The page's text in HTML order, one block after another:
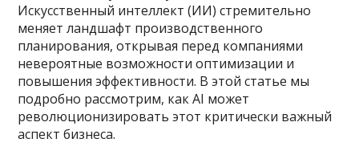
Искусственный интеллект (ИИ) стремительно
меняет ландшафт производственного
планирования, открывая перед компаниями
невероятные возможности оптимизации и
повышения эффективности. В этой статье мы
подробно рассмотрим, как AI может
революционизировать этот критически важный
аспект бизнеса.